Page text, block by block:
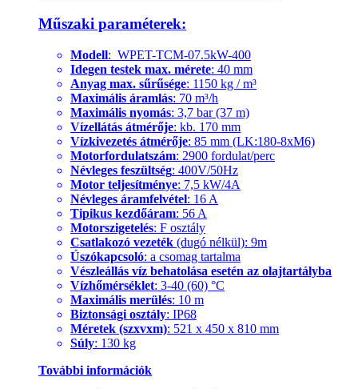
Műszaki paraméterek:
Modell: WPET-TCM-07.5kW-400
Idegen testek max. mérete: 40 mm
Anyag max. sűrűsége: 1150 kg / m³
Maximális áramlás: 70 m³/h
Maximális nyomás: 3,7 bar (37 m)
Vízellátás átmérője: kb. 170 mm
Vízkivezetés átmérője: 85 mm (LK:180-8xM6)
Motorfordulatszám: 2900 fordulat/perc
Névleges feszültség: 400V/50Hz
Motor teljesítménye: 7,5 kW/4A
Névleges áramfelvétel: 16 A
Tipikus kezdőáram: 56 A
Motorszigetelés: F osztály
Csatlakozó vezeték (dugó nélkül): 9m
Úszókapcsoló: a csomag tartalma
Vészleállás víz behatolása esetén az olajtartályba
Vízhőmérséklet: 3-40 (60) °C
Maximális merülés: 10 m
Biztonsági osztály: IP68
Méretek (szxvxm): 521 x 450 x 810 mm
Súly: 130 kg
További információk